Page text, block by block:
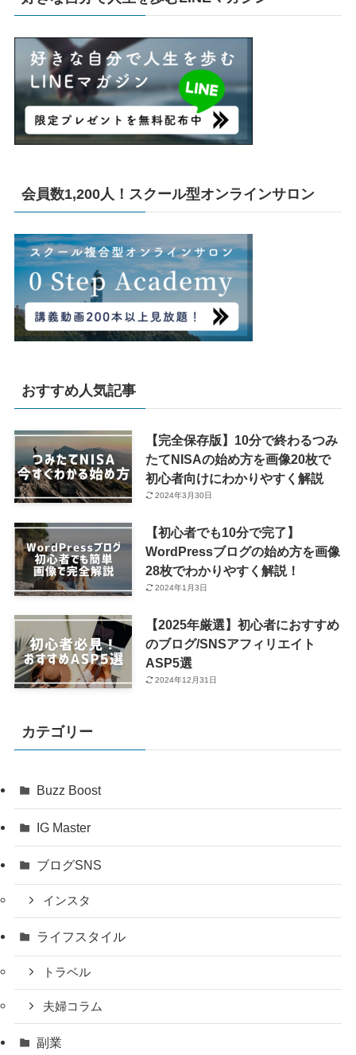
会員数1,200人！スクール型オンラインサロン
おすすめ人気記事
【完全保存版】10分で終わるつみ
たてNISAの始め方を画像20枚で
初心者向けにわかりやすく解説
2024年3月30日
【初心者でも10分で完了】
WordPressブログの始め方を画像
28枚でわかりやすく解説！
2024年1月3日
【2025年厳選】初心者におすすめ
のブログ/SNSアフィリエイト
ASP5選
2024年12月31日
カテゴリー
Buzz Boost
IG Master
ブログSNS
インスタ
ライフスタイル
トラベル
夫婦コラム
副業